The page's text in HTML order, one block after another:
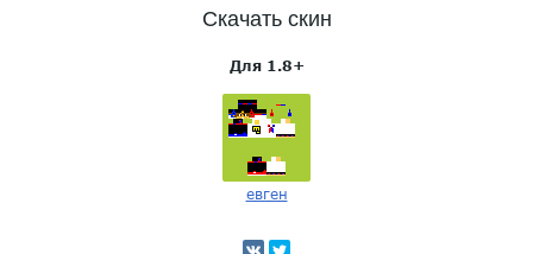
Скачать скин
Для 1.8+
евген